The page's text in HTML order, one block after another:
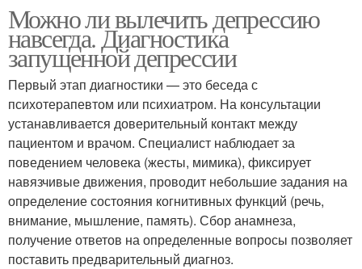
Можно ли вылечить депрессию
навсегда. Диагностика
запущенной депрессии
Первый этап диагностики — это беседа с
психотерапевтом или психиатром. На консультации
устанавливается доверительный контакт между
пациентом и врачом. Специалист наблюдает за
поведением человека (жесты, мимика), фиксирует
навязчивые движения, проводит небольшие задания на
определение состояния когнитивных функций (речь,
внимание, мышление, память). Сбор анамнеза,
получение ответов на определенные вопросы позволяет
поставить предварительный диагноз.